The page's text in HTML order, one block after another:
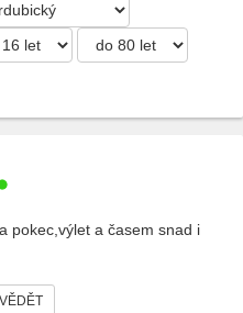
pokec,výlet a časem snad i